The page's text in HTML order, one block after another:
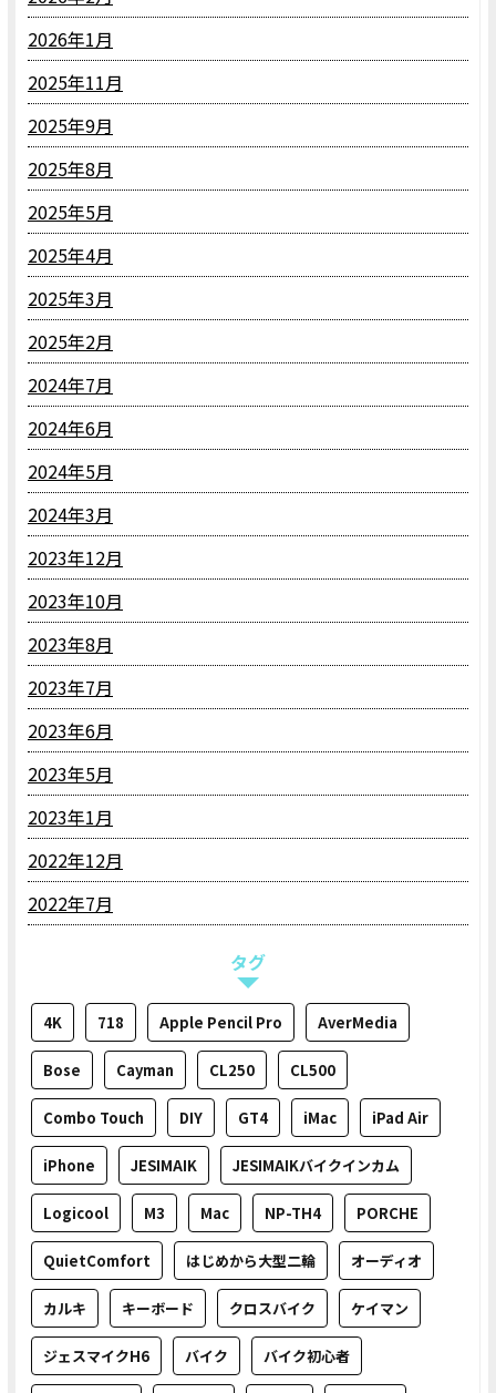
2026年1月
2025年11月
2025年9月
2025年8月
2025年5月
2025年4月
2025年3月
2025年2月
2024年7月
2024年6月
2024年5月
2024年3月
2023年12月
2023年10月
2023年8月
2023年7月
2023年6月
2023年5月
2023年1月
2022年12月
2022年7月
タグ
4K 718 Apple Pencil Pro AverMedia
Bose Cayman CL250 CL500
Combo Touch DIY GT4 iMac iPad Air
iPhone JESIMAIK JESIMAIKバイクインカム
Logicool M3 Mac NP-TH4 PORCHE
QuietComfort はじめから大型二輪 オーディオ
カルキ キーボード クロスバイク ケイマン
ジェスマイクH6 バイク バイク初心者